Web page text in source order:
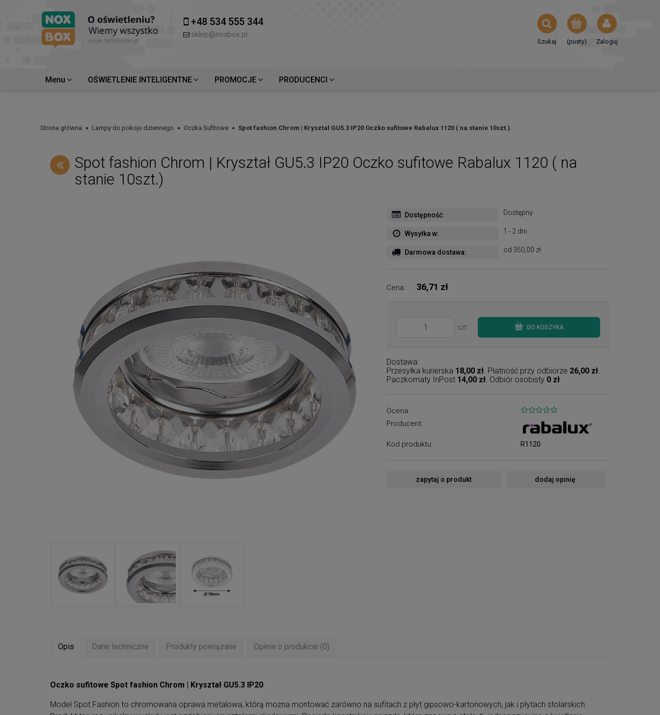
+48 534 555 344
sklep@noxbox.pl
(pusty) Zaloguj
Szukaj
Menu OŚWIETLENIE INTELIGENTNE PROMOCJE PRODUCENCI
Strona główna Lampy do pokoju dziennego Oczka Sufitowe Spot fashion Chrom | Kryształ GU5.3 IP20 Oczko sufitowe Rabalux 1120 ( na stanie 10szt.)
Spot fashion Chrom | Kryształ GU5.3 IP20 Oczko sufitowe Rabalux 1120 ( na
stanie 10szt.)
Dostępność: Dostępny
Wysyłka w: 1 - 2 dni
Darmowa dostawa: od 350,00 zł
Cena: 36,71 zł
szt. DO KOSZYKA
Dostawa:
Przesyłka kurierska 18,00 zł. Płatność przy odbiorze 26,00 zł.
Paczkomaty InPost 14,00 zł. Odbiór osobisty 0 zł
Ocena:
Producent:
Kod produktu: R1120
zapytaj o produkt dodaj opinię
Opis Dane techniczne Produkty powiązane Opinie o produkcie (0)
Oczko sufitowe Spot fashion Chrom | Kryształ GU5.3 IP20
Model Spot Fashion to chromowana oprawa metalowa, którą można montować zarówno na sufitach z płyt gipsowo-kartonowych, jak i płytach stolarskich.